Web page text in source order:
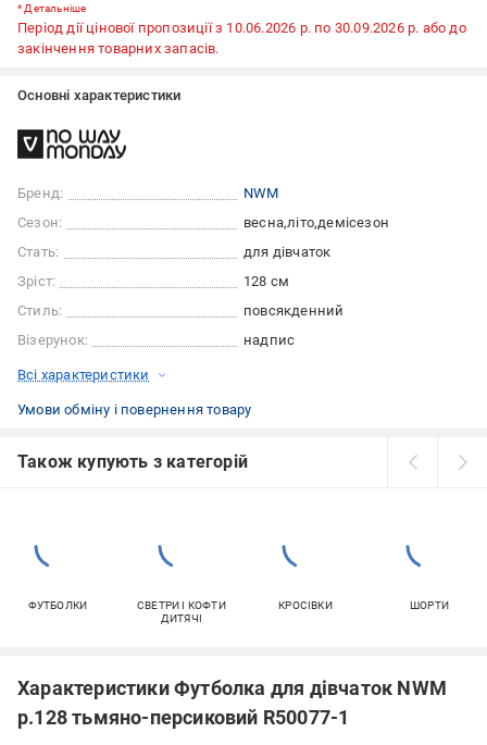
*Детальніше
Період дії цінової пропозиції з 10.06.2026 р. по 30.09.2026 р. або до
закінчення товарних запасів.
Основні характеристики
Бренд:
NWM
Сезон:
весна літо демісезон
Стать:
для дівчаток
Зріст:
128 см
Стиль:
повсякденний
Візерунок:
надпис
Всі характеристики
Умови обміну і повернення товару
Також купують з категорій
ФУТБОЛКИ
СВЕТРИ І КОФТИ
ДИТЯЧІ
КРОСІВКИ ШОРТИ
Характеристики Футболка для дівчаток NWM
р.128 тьмяно-персиковий R50077-1